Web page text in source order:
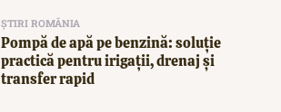
ȘTIRI ROMÂNIA
Pompă de apă pe benzină: soluție
practică pentru irigații, drenaj și
transfer rapid